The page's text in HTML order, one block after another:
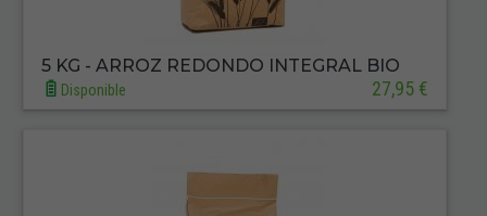
5 KG - ARROZ REDONDO INTEGRAL BIO
Disponible 27,95 €